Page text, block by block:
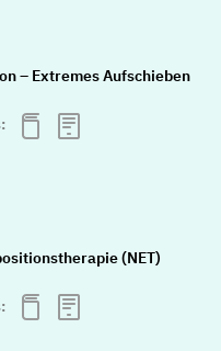
– Extremes Aufschieben
(NET)